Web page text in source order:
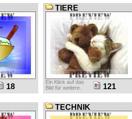
18
TIERE
Ein Klick auf das
Bild für weitere.
121
TECHNIK